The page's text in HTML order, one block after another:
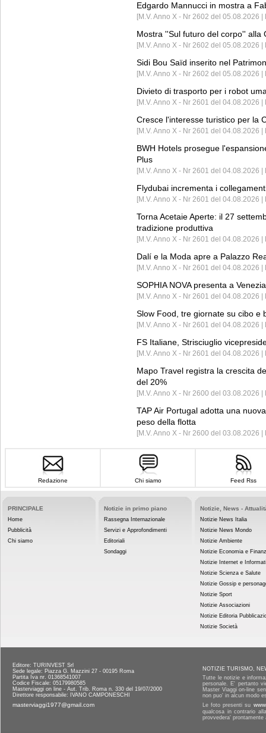
Edgardo Mannucci in mostra a
[M.V. Anno X - Nr 2602 del 05.08.2026 |
Mostra ''Sul futuro del corpo'' alla
[M.V. Anno X - Nr 2602 del 05.08.2026
Sidi Bou Saïd inserito nel
[M.V. Anno X - Nr 2602 del 05.08.2026
Divieto di trasporto per i robot
[M.V. Anno X - Nr 2601 del 04.08.2026
Cresce l'interesse turistico per la
[M.V. Anno X - Nr 2601 del 04.08.2026 |
BWH Hotels prosegue
Plus
[M.V. Anno X - Nr 2601 del 04.08.2026 |
Flydubai incrementa i
[M.V. Anno X - Nr 2601 del 04.08.2026 |
Torna Acetaie Aperte: il 27
tradizione produttiva
[M.V. Anno X - Nr 2601 del 04.08.2026 |
Dalí e la Moda apre a Palazzo
[M.V. Anno X - Nr 2601 del 04.08.2026 |
SOPHIA NOVA presenta a
[M.V. Anno X - Nr 2601 del 04.08.2026
Slow Food, tre giornate su cibo e
[M.V. Anno X - Nr 2601 del 04.08.2026 |
FS Italiane, Strisciuglio
[M.V. Anno X - Nr 2601 del 04.08.2026 |
Mapo Travel registra la crescita
del 20%
[M.V. Anno X - Nr 2600 del 03.08.2026 |
TAP Air Portugal adotta una
peso della flotta
[M.V. Anno X - Nr 2600 del 03.08.2026
Redazione Chi siamo Feed Rss
PRINCIPALE
Home
Pubblicità
Chi siamo
Notizie in primo piano
Rassegna Internazionale
Servizi e Approfondimenti
Editoriali
Sondaggi
Notizie, News -
Notizie News Italia
Notizie News Mondo
Notizie Ambiente
Notizie Economia e
Notizie Internet e
Notizie Scienza e Salute
Notizie Gossip e
Notizie Sport
Notizie Associazioni
Notizie Editoria
Notizie Società
Editore: TURINVEST Srl
Sede legale: Piazza G. Mazzini 27 - 00195 Roma
Partita Iva nr. 01368541007
Codice Fiscale: 05179980585
Masterviaggi on line - Aut. Trib. Roma n. 330 del 19/07/2000
Direttore responsabile: IVANO CAMPONESCHI
masterviaggi1977@gmail.com
NOTIZIE TURISMO,
Tutte le notizie e
personale. E' pertanto
Master Viaggi on-line
non puo' in alcun modo
Le foto presenti su
qualcosa in contrario
provvedera'